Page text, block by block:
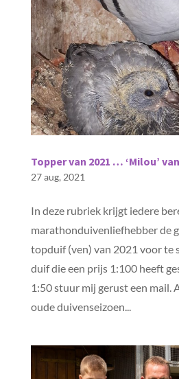
Topper van 2021 … ‘Milou’
27 aug, 2021
In deze rubriek krijgt iedere
marathonduivenliefhebber de
topduif (ven) van 2021 voor te
duif die een prijs 1:100 heeft
1:50 stuur mij gerust een mail.
oude duivenseizoen...